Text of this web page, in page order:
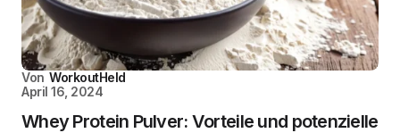
Von WorkoutHeld
April 16, 2024
Whey Protein Pulver: Vorteile und potenzielle